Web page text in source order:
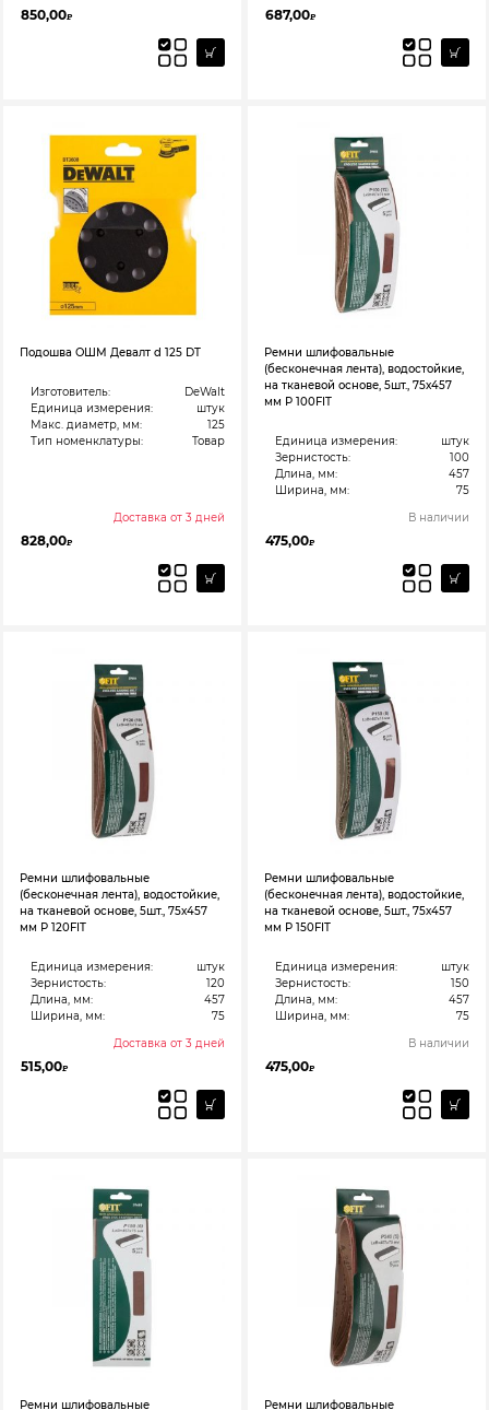
850,00₽ 687,00₽
Подошва ОШМ Девалт d 125 DT
Изготовитель:
DeWalt
Единица измерения:
штук
Макс. диаметр, мм:
125
Тип номенклатуры:
Товар
Доставка от 3 дней
828,00₽
Ремни шлифовальные
(бесконечная лента), водостойкие,
на тканевой основе, 5шт., 75х457
мм Р 100FIT
Единица измерения:
штук
Зернистость:
100
Длина, мм:
457
Ширина, мм:
75
В наличии
475,00₽
Ремни шлифовальные
(бесконечная лента), водостойкие,
на тканевой основе, 5шт., 75х457
мм Р 120FIT
Единица измерения:
штук
Зернистость:
120
Длина, мм:
457
Ширина, мм:
75
Доставка от 3 дней
515,00₽
Ремни шлифовальные
(бесконечная лента), водостойкие,
на тканевой основе, 5шт., 75х457
мм Р 150FIT
Единица измерения:
штук
Зернистость:
150
Длина, мм:
457
Ширина, мм:
75
В наличии
475,00₽
Ремни шлифовальные Ремни шлифовальные